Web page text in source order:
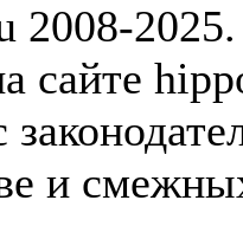
сайте
и